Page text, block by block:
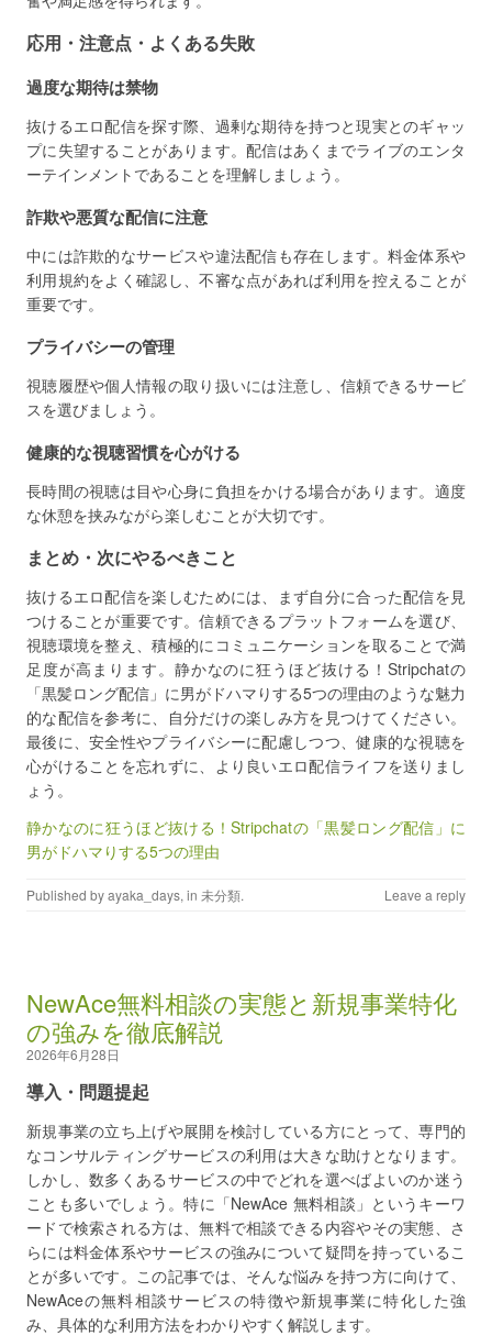
応用・注意点・よくある失敗
過度な期待は禁物
抜けるエロ配信を探す際、過剰な期待を持つと現実とのギャッ
プに失望することがあります。配信はあくまでライブのエンタ
ーテインメントであることを理解しましょう。
詐欺や悪質な配信に注意
中には詐欺的なサービスや違法配信も存在します。料金体系や
利用規約をよく確認し、不審な点があれば利用を控えることが
重要です。
プライバシーの管理
視聴履歴や個人情報の取り扱いには注意し、信頼できるサービ
スを選びましょう。
健康的な視聴習慣を心がける
長時間の視聴は目や心身に負担をかける場合があります。適度
な休憩を挟みながら楽しむことが大切です。
まとめ・次にやるべきこと
抜けるエロ配信を楽しむためには、まず自分に合った配信を見
つけることが重要です。信頼できるプラットフォームを選び、
視聴環境を整え、積極的にコミュニケーションを取ることで満
足度が高まります。静かなのに狂うほど抜ける！Stripchatの
「黒髪ロング配信」に男がドハマりする5つの理由のような魅力
的な配信を参考に、自分だけの楽しみ方を見つけてください。
最後に、安全性やプライバシーに配慮しつつ、健康的な視聴を
心がけることを忘れずに、より良いエロ配信ライフを送りまし
ょう。
静かなのに狂うほど抜ける！Stripchatの「黒髪ロング配信」に
男がドハマりする5つの理由
Published byayaka_days, in 未分類. Leave a reply
NewAce無料相談の実態と新規事業特化
の強みを徹底解説
2026年6月28日
導入・問題提起
新規事業の立ち上げや展開を検討している方にとって、専門的
なコンサルティングサービスの利用は大きな助けとなります。
しかし、数多くあるサービスの中でどれを選べばよいのか迷う
ことも多いでしょう。特に「NewAce 無料相談」というキーワ
ードで検索される方は、無料で相談できる内容やその実態、さ
らには料金体系やサービスの強みについて疑問を持っているこ
とが多いです。この記事では、そんな悩みを持つ方に向けて、
NewAceの無料相談サービスの特徴や新規事業に特化した強
み、具体的な利用方法をわかりやすく解説します。